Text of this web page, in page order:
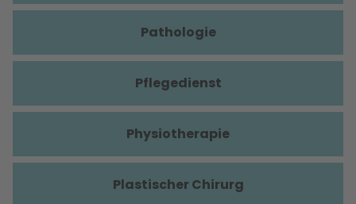
Pathologie
Pflegedienst
Physiotherapie
Plastischer Chirurg